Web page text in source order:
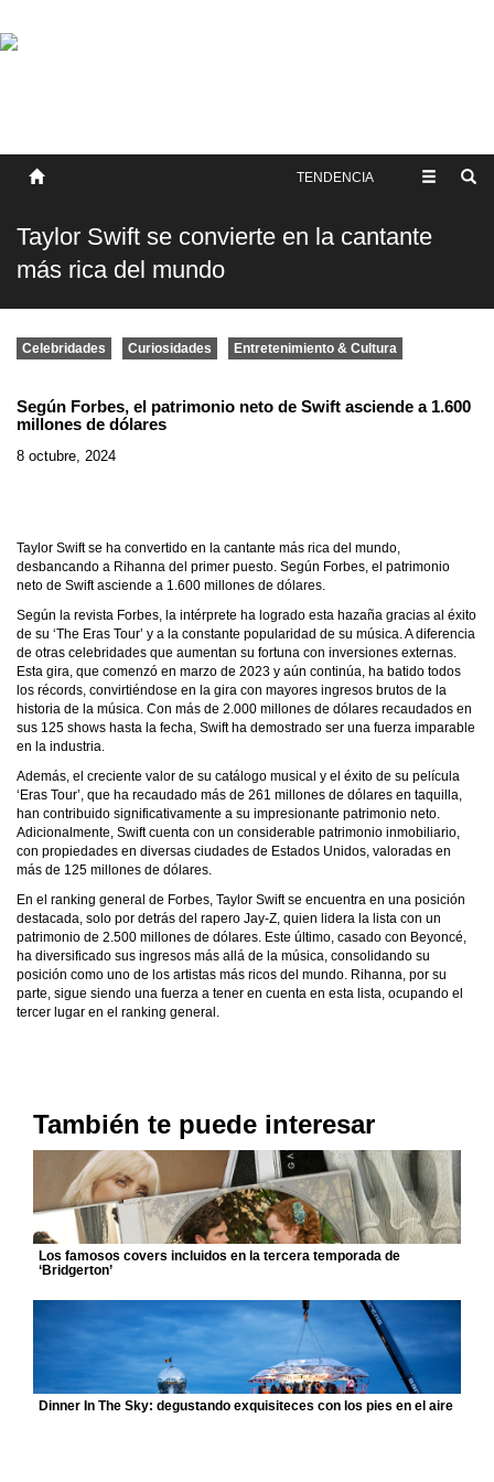
SOBRE NOSOTROS
TENDENCIA
Taylor Swift se convierte en la cantante
más rica del mundo
Celebridades Curiosidades Entretenimiento & Cultura
Según Forbes, el patrimonio neto de Swift asciende a 1.600
millones de dólares
8 octubre, 2024
Taylor Swift se ha convertido en la cantante más rica del mundo,
desbancando a Rihanna del primer puesto. Según Forbes, el patrimonio
neto de Swift asciende a 1.600 millones de dólares.
Según la revista Forbes, la intérprete ha logrado esta hazaña gracias al éxito
de su ‘The Eras Tour’ y a la constante popularidad de su música. A diferencia
de otras celebridades que aumentan su fortuna con inversiones externas.
Esta gira, que comenzó en marzo de 2023 y aún continúa, ha batido todos
los récords, convirtiéndose en la gira con mayores ingresos brutos de la
historia de la música. Con más de 2.000 millones de dólares recaudados en
sus 125 shows hasta la fecha, Swift ha demostrado ser una fuerza imparable
en la industria.
Además, el creciente valor de su catálogo musical y el éxito de su película
‘Eras Tour’, que ha recaudado más de 261 millones de dólares en taquilla,
han contribuido significativamente a su impresionante patrimonio neto.
Adicionalmente, Swift cuenta con un considerable patrimonio inmobiliario,
con propiedades en diversas ciudades de Estados Unidos, valoradas en
más de 125 millones de dólares.
En el ranking general de Forbes, Taylor Swift se encuentra en una posición
destacada, solo por detrás del rapero Jay-Z, quien lidera la lista con un
patrimonio de 2.500 millones de dólares. Este último, casado con Beyoncé,
ha diversificado sus ingresos más allá de la música, consolidando su
posición como uno de los artistas más ricos del mundo. Rihanna, por su
parte, sigue siendo una fuerza a tener en cuenta en esta lista, ocupando el
tercer lugar en el ranking general.
También te puede interesar
Los famosos covers incluidos en la tercera temporada de
‘Bridgerton’
Dinner In The Sky: degustando exquisiteces con los pies en el aire